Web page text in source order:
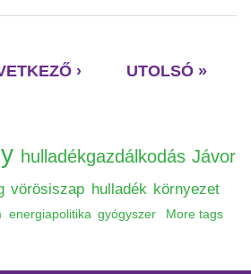
› UTOLSÓ »
hulladékgazdálkodás Jávor
vörösiszap hulladék környezet
energiapolitika gyógyszer More tags